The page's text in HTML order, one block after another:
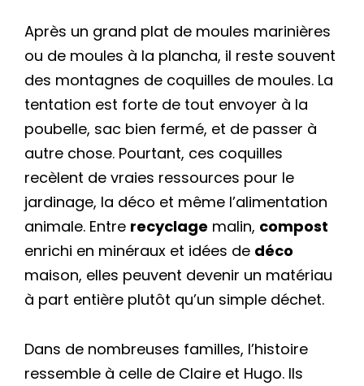
Après un grand plat de moules marinières
ou de moules à la plancha, il reste souvent
des montagnes de coquilles de moules. La
tentation est forte de tout envoyer à la
poubelle, sac bien fermé, et de passer à
autre chose. Pourtant, ces coquilles
recèlent de vraies ressources pour le
jardinage, la déco et même l’alimentation
animale. Entre recyclage malin, compost
enrichi en minéraux et idées de déco
maison, elles peuvent devenir un matériau
à part entière plutôt qu’un simple déchet.
Dans de nombreuses familles, l’histoire
ressemble à celle de Claire et Hugo. Ils